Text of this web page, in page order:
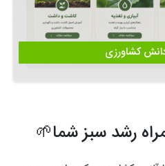
کشاورزی
رشد سبز شما🌱